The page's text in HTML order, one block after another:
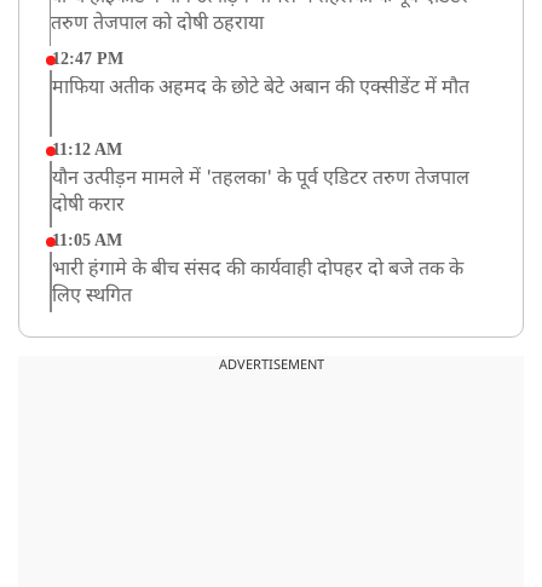
तरुण तेजपाल को दोषी ठहराया
12:47 PM
माफिया अतीक अहमद के छोटे बेटे अबान की एक्सीडेंट में मौत
11:12 AM
यौन उत्पीड़न मामले में 'तहलका' के पूर्व एडिटर तरुण तेजपाल
दोषी करार
11:05 AM
भारी हंगामे के बीच संसद की कार्यवाही दोपहर दो बजे तक के
लिए स्थगित
झारखंड: JPSC परीक्षा धांधली मामले में और पांच लोग गिरफ्तार,
ADVERTISEMENT